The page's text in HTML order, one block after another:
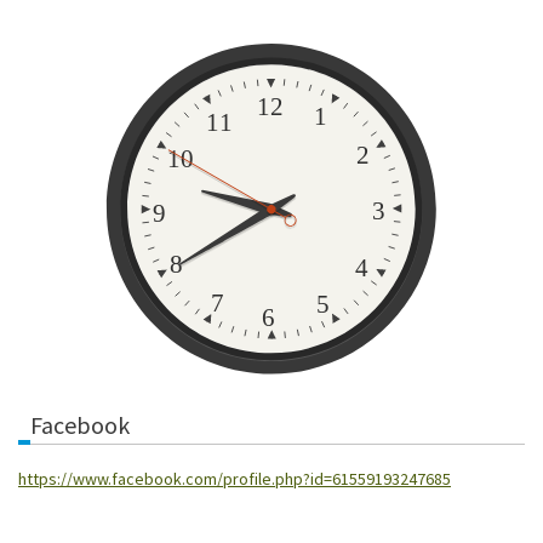
1
2
3
4
5
6
7
8
9
10
11
12
Facebook
https://www.facebook.com/profile.php?id=61559193247685